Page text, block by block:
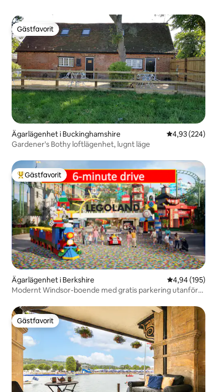
Gästfavorit
Gästfavorit
Ägarlägenhet i Buckinghamshire 4,93 av 5 i
4,93 (224)
Gardener's Bothy loftlägenhet, lugnt läge
Populär gästfavorit
Gästfavorit
Ägarlägenhet i Berkshire 4,94 av 5 i
4,94 (195)
Modernt Windsor-boende med gratis parkering utanför
Gästfavorit
Gästfavorit